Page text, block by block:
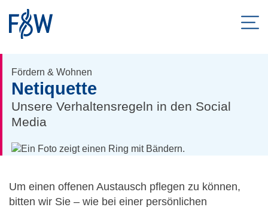
ZUM HAUPTINHALT SPRINGEN
ZUR SUCHE SPRINGEN
Fördern & Wohnen
Netiquette
Unsere Verhaltensregeln in den Social
Media
Um einen offenen Austausch pflegen zu können,
bitten wir Sie – wie bei einer persönlichen